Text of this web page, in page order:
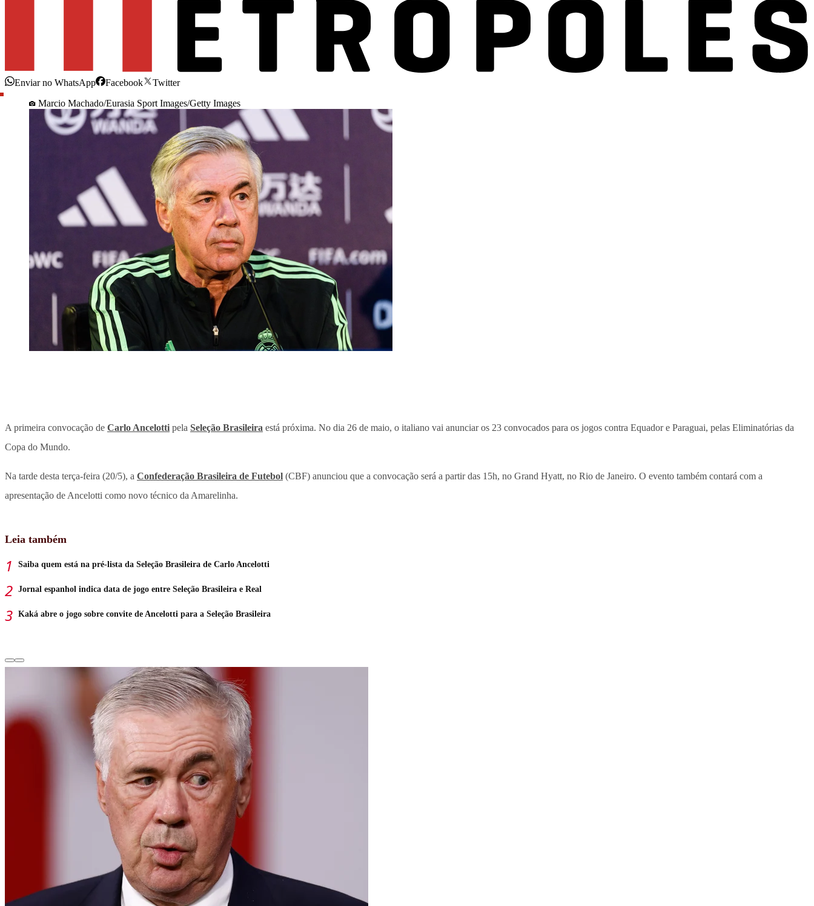
Enviar no WhatsApp Facebook
Twitter
Marcio Machado/Eurasia Sport Images/Getty Images
A primeira convocação de Carlo Ancelotti pela Seleção Brasileira está próxima. No dia 26 de maio, o italiano vai anunciar os 23 convocados para os jogos contra Equador e Paraguai, pelas Eliminatórias da
Copa do Mundo.
Na tarde desta terça-feira (20/5), a Confederação Brasileira de Futebol (CBF) anunciou que a convocação será a partir das 15h, no Grand Hyatt, no Rio de Janeiro. O evento também contará com a
apresentação de Ancelotti como novo técnico da Amarelinha.
Leia também
Saiba quem está na pré-lista da Seleção Brasileira de Carlo Ancelotti
Jornal espanhol indica data de jogo entre Seleção Brasileira e Real
Kaká abre o jogo sobre convite de Ancelotti para a Seleção Brasileira